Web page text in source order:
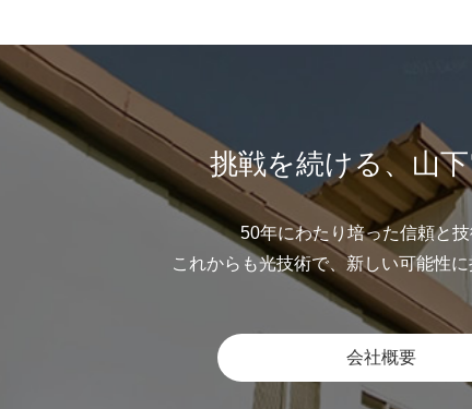
挑戦を続ける、山下
50年にわたり培った信頼と
これからも光技術で、新しい可能性に
会社概要